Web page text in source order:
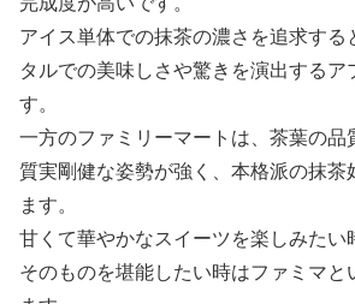
アイス単体での抹茶の濃さを追求する
タルでの美味しさや驚きを演出するア
す。
一方のファミリーマートは、茶葉の品
質実剛健な姿勢が強く、本格派の抹茶
ます。
甘くて華やかなスイーツを楽しみたい
そのものを堪能したい時はファミマと